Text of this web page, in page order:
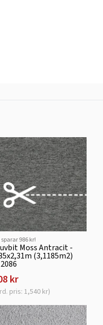
sparar 986 kr!
Moss Antracit -
(3,1185m2)
kr
pris: 1,540 kr)